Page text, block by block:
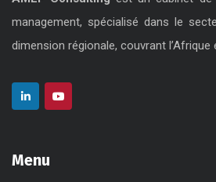
management, spécialisé dans le
dimension régionale, couvrant l’Afrique
Menu